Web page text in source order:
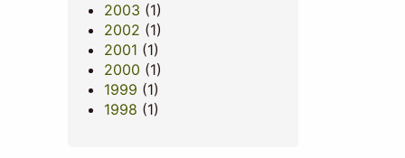
2003 (1)
2002 (1)
2001 (1)
2000 (1)
1999 (1)
1998 (1)